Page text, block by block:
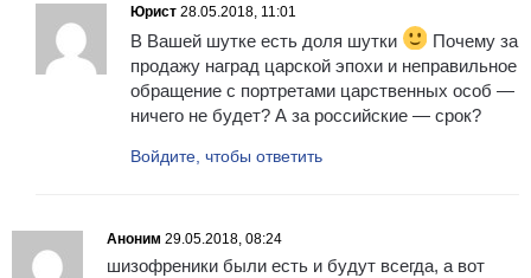
Юрист 28.05.2018, 11:01
В Вашей шутке есть доля шутки
Почему за
продажу наград царской эпохи и неправильное
обращение с портретами царственных особ —
ничего не будет? А за российские — срок?
Войдите, чтобы ответить
Аноним 29.05.2018, 08:24
шизофреники были есть и будут всегда, а вот